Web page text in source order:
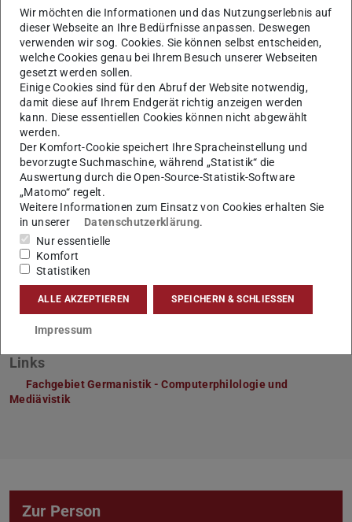
Twitter
@RappAndrea
@DHDarmstadt
Blogs
DHd
Ordensgeschichte
Scriptorium
Links
Fachgebiet Germanistik - Computerphilologie und
Mediävistik
Zur Person
Wir möchten die Informationen und das Nutzungserlebnis auf
dieser Webseite an Ihre Bedürfnisse anpassen. Deswegen
verwenden wir sog. Cookies. Sie können selbst entscheiden,
welche Cookies genau bei Ihrem Besuch unserer Webseiten
gesetzt werden sollen.
Einige Cookies sind für den Abruf der Website notwendig,
damit diese auf Ihrem Endgerät richtig anzeigen werden
kann. Diese essentiellen Cookies können nicht abgewählt
werden.
Der Komfort-Cookie speichert Ihre Spracheinstellung und
bevorzugte Suchmaschine, während „Statistik“ die
Auswertung durch die Open-Source-Statistik-Software
„Matomo“ regelt.
Weitere Informationen zum Einsatz von Cookies erhalten Sie
in unserer
Datenschutzerklärung.
Nur essentielle
Komfort
Statistiken
ALLE AKZEPTIEREN SPEICHERN & SCHLIESSEN
Impressum